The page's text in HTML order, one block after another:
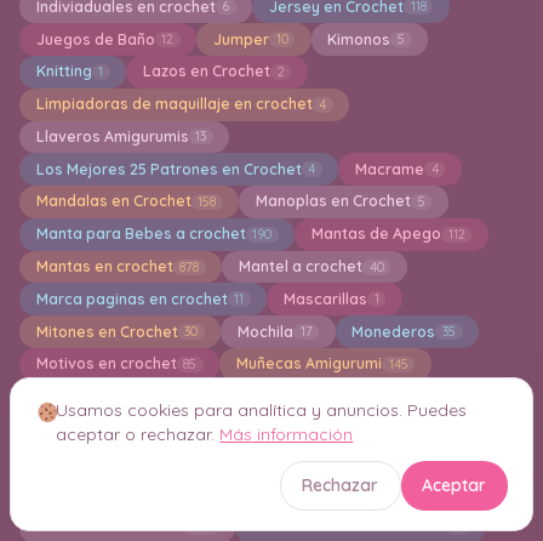
Indiviaduales en crochet 6 Jersey en Crochet 118
Juegos de Baño 12 Jumper 10 Kimonos 5
Knitting 1 Lazos en Crochet 2
Limpiadoras de maquillaje en crochet 4
Llaveros Amigurumis 13
Los Mejores 25 Patrones en Crochet 4 Macrame 4
Mandalas en Crochet 158 Manoplas en Crochet 5
Manta para Bebes a crochet 190 Mantas de Apego 112
Mantas en crochet 878 Mantel a crochet 40
Marca paginas en crochet 11 Mascarillas 1
Mitones en Crochet 30 Mochila 17 Monederos 35
Motivos en crochet 85 Muñecas Amigurumi 145
Paños de Cocina 78 Pantalones 9
Pañuelos para el Cabello en Crochet 8
1
PATRONES PREMIUM Pies Descalzos en Crochet
Usamos cookies para analítica y anuncios. Puedes
aceptar o rechazar. Más información
Rechazar Aceptar